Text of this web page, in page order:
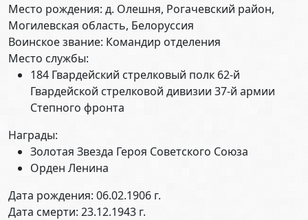
Место рождения: д. Олешня, Рогачевский район,
Могилевская область, Белоруссия
Воинское звание: Командир отделения
Место службы:
184 Гвардейский стрелковый полк 62-й
Гвардейской стрелковой дивизии 37-й армии
Степного фронта
Награды:
Золотая Звезда Героя Советского Союза
Орден Ленина
Дата рождения: 06.02.1906 г.
Дата смерти: 23.12.1943 г.